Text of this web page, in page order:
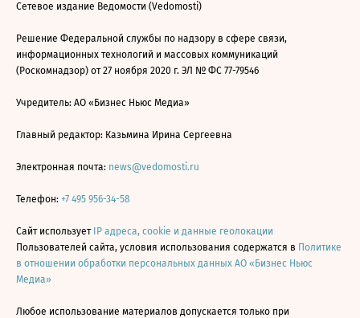
Сетевое издание Ведомости (Vedomosti)
Решение Федеральной службы по надзору в сфере связи,
информационных технологий и массовых коммуникаций
(Роскомнадзор) от 27 ноября 2020 г. ЭЛ № ФС 77-79546
Учредитель: АО «Бизнес Ньюс Медиа»
Главный редактор: Казьмина Ирина Сергеевна
Электронная почта: news@vedomosti.ru
Телефон: +7 495 956-34-58
Сайт использует IP адреса, cookie и данные геолокации
Пользователей сайта, условия использования содержатся в Политике
в отношении обработки персональных данных АО «Бизнес Ньюс
Медиа»
Любое использование материалов допускается только при